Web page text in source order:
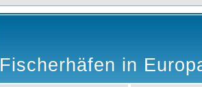
Fischerhäfen in